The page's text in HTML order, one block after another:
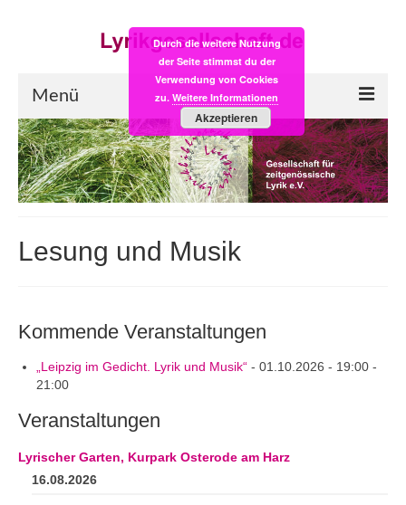
Menü
Start
LYRIK:POST
Einkaufsladen
Videos
Veranstaltungen
Ausschreibungen
Lesung und Musik
Kommende Veranstaltungen
„Leipzig im Gedicht. Lyrik und Musik“ - 01.10.2026 - 19:00 -
21:00
Veranstaltungen
Lyrischer Garten, Kurpark Osterode am Harz
16.08.2026
Durch die weitere Nutzung
der Seite stimmst du der
Verwendung von Cookies
zu. Weitere Informationen
Akzeptieren